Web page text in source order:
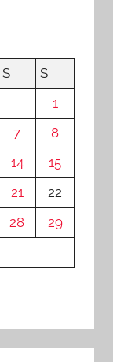
S
S
1
7
8
14
15
21
22
28
29